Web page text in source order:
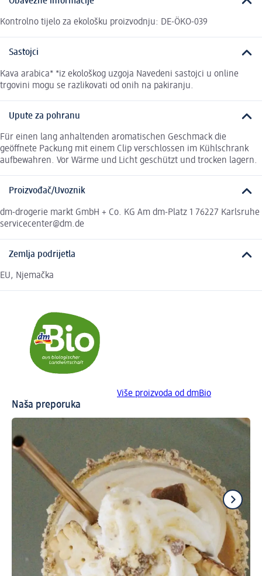
Kontrolno tijelo za ekološku proizvodnju: DE-ÖKO-039
Sastojci
Kava arabica* *iz ekološkog uzgoja Navedeni sastojci u online
trgovini mogu se razlikovati od onih na pakiranju.
Upute za pohranu
Für einen lang anhaltenden aromatischen Geschmack die
geöffnete Packung mit einem Clip verschlossen im Kühlschrank
aufbewahren. Vor Wärme und Licht geschützt und trocken lagern.
Proizvođač/Uvoznik
dm-drogerie markt GmbH + Co. KG Am dm-Platz 1 76227 Karlsruhe
servicecenter@dm.de
Zemlja podrijetla
EU, Njemačka
Više proizvoda od dmBio
Naša preporuka